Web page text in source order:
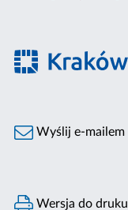
Wyślij e-mailem
Wersja do druku